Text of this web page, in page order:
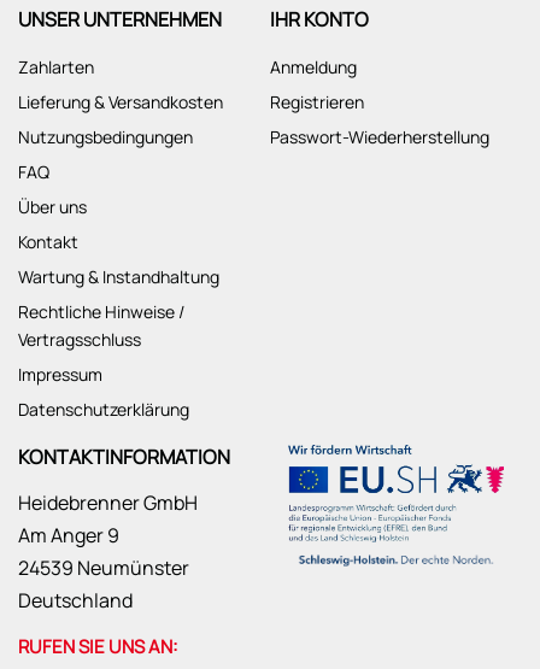
UNSER UNTERNEHMEN
Zahlarten
Lieferung & Versandkosten
Nutzungsbedingungen
FAQ
Über uns
Kontakt
Wartung & Instandhaltung
Rechtliche Hinweise /
Vertragsschluss
Impressum
Datenschutzerklärung
IHR KONTO
Anmeldung
Registrieren
Passwort-Wiederherstellung
KONTAKTINFORMATION
Heidebrenner GmbH
Am Anger 9
24539 Neumünster
Deutschland
RUFEN SIE UNS AN: